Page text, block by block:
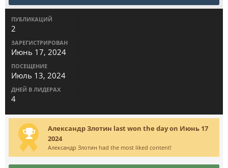
ПУБЛИКАЦИЙ
2
ЗАРЕГИСТРИРОВАН
Июнь 17, 2024
ПОСЕЩЕНИЕ
Июль 13, 2024
ДНЕЙ В ЛИДЕРАХ
4
Александр Злотин last won the day on Июнь 17
2024
Александр Злотин had the most liked content!